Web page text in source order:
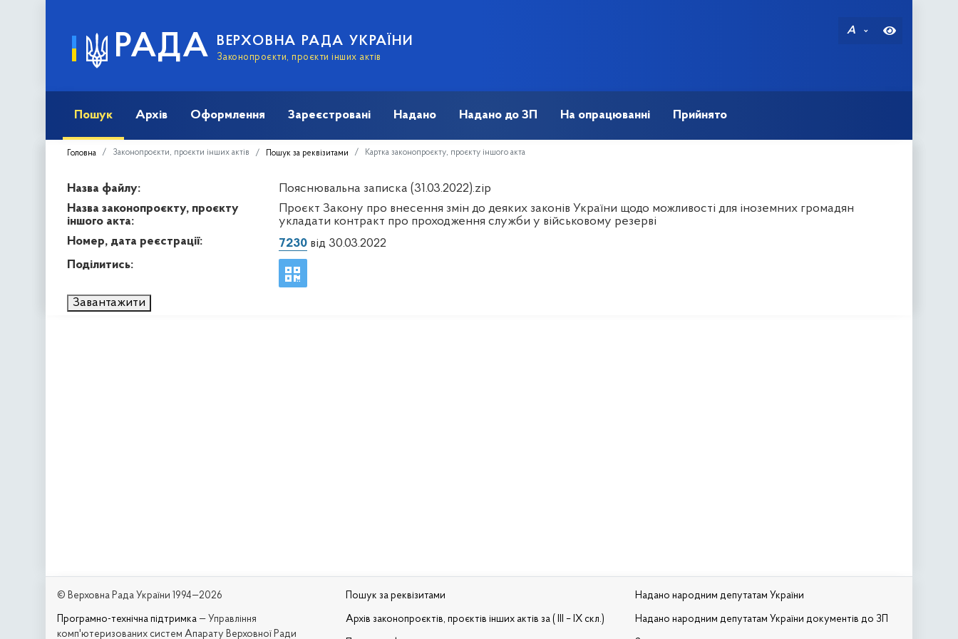
РАДА ВЕРХОВНА РАДА УКРАЇНИ
Законопроєкти, проєкти інших актів
A
Пошук Архів Оформлення Зареєстровані Надано Надано до ЗП На опрацюванні Прийнято
Головна Законопроєкти, проєкти інших актів Пошук за реквізитами Картка законопроєкту, проєкту іншого акта
Назва файлу:
Пояснювальна записка (31.03.2022).zip
Назва законопроєкту, проєкту
іншого акта:
Проєкт Закону про внесення змін до деяких законів України щодо можливості для іноземних громадян
укладати контракт про проходження служби у військовому резерві
Номер, дата реєстрації:
7230від 30.03.2022
Поділитись:
Завантажити
© Верховна Рада України 1994—2026
Програмно-технічна підтримка — Управління
комп'ютеризованих систем Апарату Верховної Ради
Пошук за реквізитами
Архів законопроєктів, проєктів інших актів за ( III – IX скл.)
Надано народним депутатам України
Надано народним депутатам України документів до ЗП